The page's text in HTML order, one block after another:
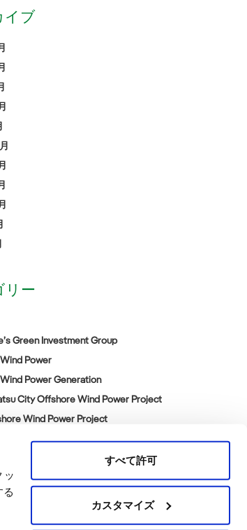
ッ
すべて許可
カスタマイズ
イブ
リー
Green Investment Group
Power
Power Generation
City Offshore Wind Power Project
Wind Power Project
Offshore Wind Power Project